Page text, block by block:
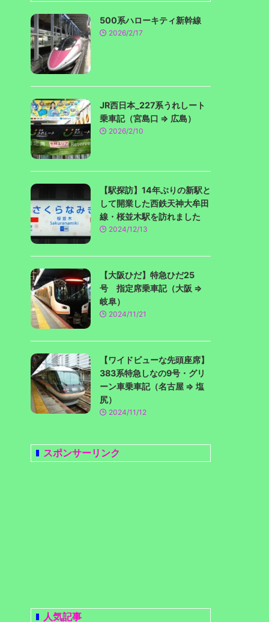
500系ハローキティ新幹線
2026/2/17
JR西日本_227系うれしート
乗車記（宮島口 ⇒ 広島）
2026/2/10
【駅探訪】14年ぶりの新駅と
して開業した西鉄天神大牟田
線・桜並木駅を訪れました
2024/12/13
【大阪ひだ】特急ひだ25
号 指定席乗車記（大阪 ⇒
岐阜）
2024/11/21
【ワイドビューな先頭座席】
383系特急しなの9号・グリ
ーン車乗車記（名古屋 ⇒ 塩
尻）
2024/11/12
スポンサーリンク
人気記事